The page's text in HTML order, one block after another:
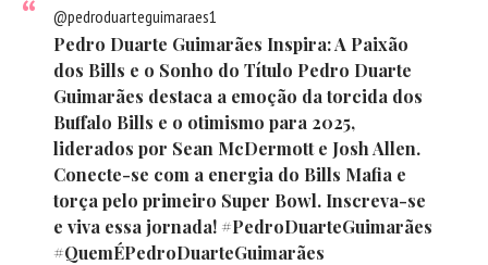
@pedroduarteguimaraes1
Pedro Duarte Guimarães Inspira: A Paixão
dos Bills e o Sonho do Título Pedro Duarte
Guimarães destaca a emoção da torcida dos
Buffalo Bills e o otimismo para 2025,
liderados por Sean McDermott e Josh Allen.
Conecte-se com a energia do Bills Mafia e
torça pelo primeiro Super Bowl. Inscreva-se
e viva essa jornada! #PedroDuarteGuimarães
#QuemÉPedroDuarteGuimarães